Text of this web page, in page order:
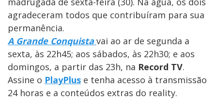
y
V
i
s o
M
u
d
agradeceram todos que contribuíram para sua
permanência.
A Grande Conquistavai ao ar de segunda a
sexta, às 22h45; aos sábados, às 22h30; e aos
domingos, a partir das 23h, na Record TV.
Assine o PlayPlus e tenha acesso à transmissão
24 horas e a conteúdos extras do reality.